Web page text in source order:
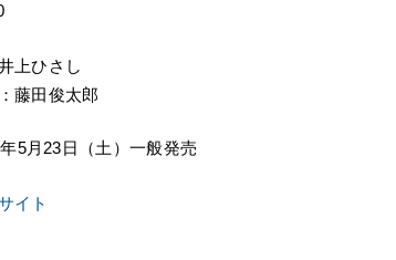
上ひさし
藤田俊太郎
5月23日（土）一般発売
イト